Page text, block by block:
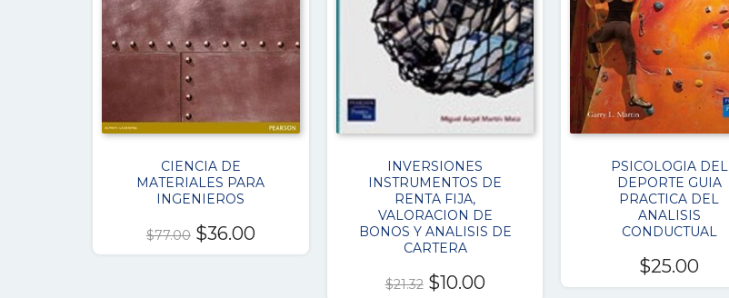
CIENCIA DE
MATERIALES PARA
INGENIEROS
$77.00 El
precio
$36.00El
precio
INVERSIONES
INSTRUMENTOS DE
RENTA FIJA,
VALORACION DE
BONOS Y ANALISIS DE
CARTERA
$21.32 El
$10.00El
PSICOLOGIA DEL
DEPORTE GUIA
PRACTICA DEL
ANALISIS
CONDUCTUAL
$25.00